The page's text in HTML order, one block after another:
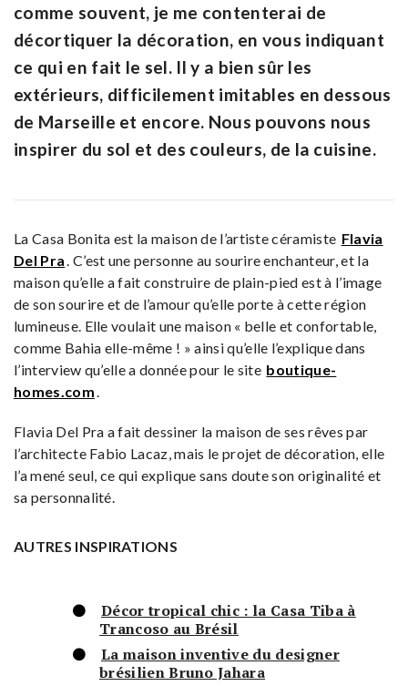
comme souvent, je me contenterai de
décortiquer la décoration, en vous indiquant
ce qui en fait le sel. Il y a bien sûr les
extérieurs, difficilement imitables en dessous
de Marseille et encore. Nous pouvons nous
inspirer du sol et des couleurs, de la cuisine.
La Casa Bonita est la maison de l’artiste céramiste Flavia
Del Pra . C’est une personne au sourire enchanteur, et la
maison qu’elle a fait construire de plain-pied est à l’image
de son sourire et de l’amour qu’elle porte à cette région
lumineuse. Elle voulait une maison « belle et confortable,
comme Bahia elle-même ! » ainsi qu’elle l’explique dans
l’interview qu’elle a donnée pour le site boutique-
homes.com
Flavia Del Pra a fait dessiner la maison de ses rêves par
l’architecte Fabio Lacaz, mais le projet de décoration, elle
l’a mené seul, ce qui explique sans doute son originalité et
sa personnalité.
AUTRES INSPIRATIONS
Décor tropical chic : la Casa Tiba à
Trancoso au Brésil
La maison inventive du designer
brésilien Bruno Jahara